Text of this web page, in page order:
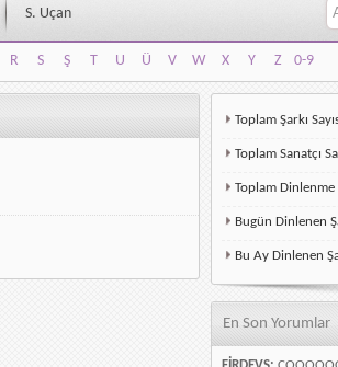
S. Uçan
R S Ş T U Ü V W X Y Z
0-9
R S Ş T U Ü V W X Y Z 0-9
Toplam Şarkı
Toplam Sanatçı
Toplam Dinlenme
Bugün Dinlenen
Bu Ay Dinlenen
En Son Yorumlar